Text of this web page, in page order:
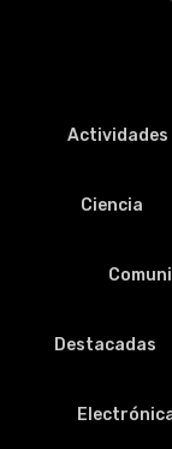
Actividades
Ciencia
Destacadas